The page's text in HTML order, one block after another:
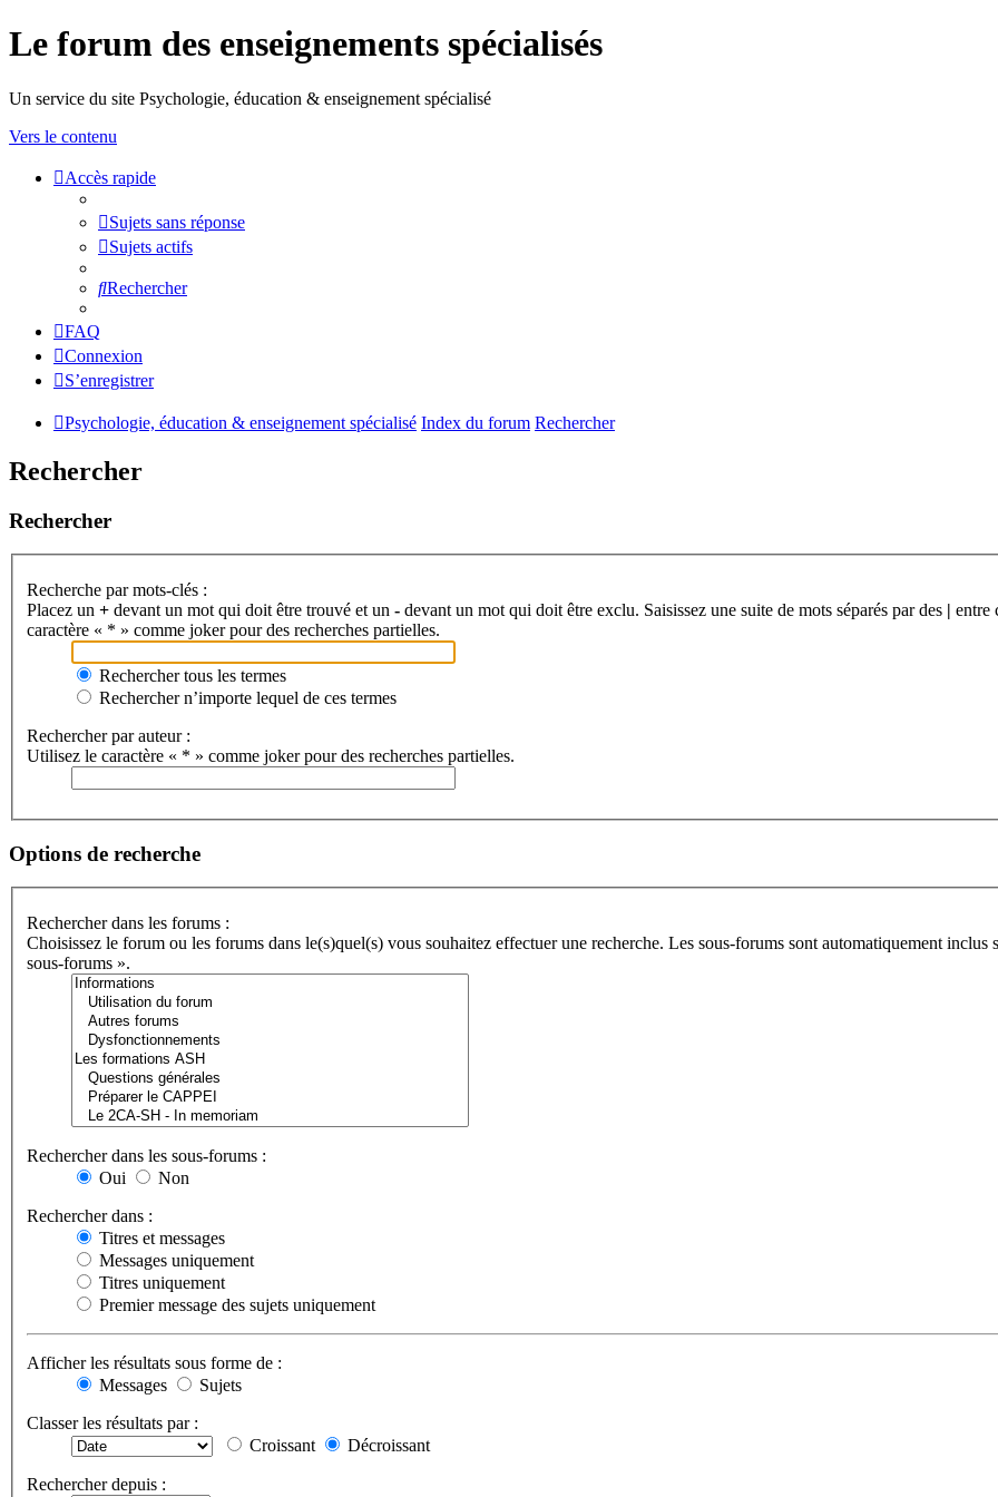
Le forum des enseignements spécialisés
Un service du site Psychologie, éducation & enseignement spécialisé
Vers le contenu
Accès rapide
Sujets sans réponse
Sujets actifs
Rechercher
FAQ
Connexion
S’enregistrer
Psychologie, éducation & enseignement spécialisé Index du forum Rechercher
Rechercher
Rechercher
Recherche par mots-clés :
Placez un + devant un mot qui doit être trouvé et un - devant un mot qui doit être exclu. Saisissez une suite de mots séparés par des | entre
caractère « * » comme joker pour des recherches partielles.
Rechercher tous les termes
Rechercher n’importe lequel de ces termes
Rechercher par auteur :
Utilisez le caractère « * » comme joker pour des recherches partielles.
Options de recherche
Rechercher dans les forums :
Choisissez le forum ou les forums dans le(s)quel(s) vous souhaitez effectuer une recherche. Les sous-forums sont automatiquement inclus
sous-forums ».
Rechercher dans les sous-forums :
Oui
Non
Rechercher dans :
Titres et messages
Messages uniquement
Titres uniquement
Premier message des sujets uniquement
Afficher les résultats sous forme de :
Messages
Sujets
Classer les résultats par :
Croissant
Décroissant
Rechercher depuis :